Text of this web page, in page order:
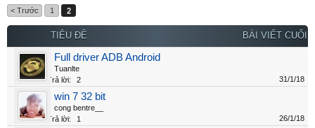
< Trước 1 2
TIÊU ĐỀ BÀI VIẾT CUỐI
Full driver ADB Android
Tuanlte
Trả lời:
2 31/1/18
win 7 32 bit
cong bentre__
Trả lời:
1 26/1/18